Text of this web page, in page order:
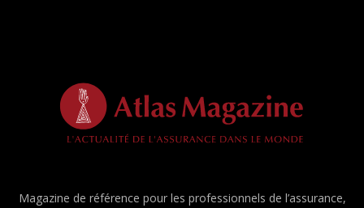
Magazine de référence pour les professionnels de l’assurance,